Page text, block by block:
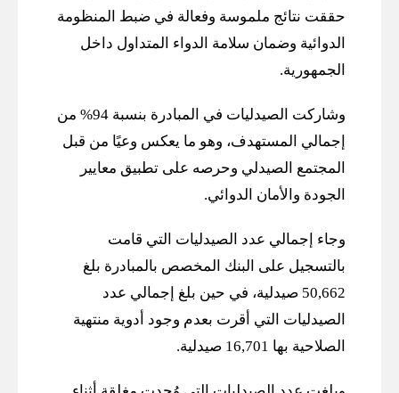
حققت نتائج ملموسة وفعالة في ضبط المنظومة
الدوائية وضمان سلامة الدواء المتداول داخل
الجمهورية.
وشاركت الصيدليات في المبادرة بنسبة 94% من
إجمالي المستهدف، وهو ما يعكس وعيًا من قبل
المجتمع الصيدلي وحرصه على تطبيق معايير
الجودة والأمان الدوائي.
وجاء إجمالي عدد الصيدليات التي قامت
بالتسجيل على البنك المخصص بالمبادرة بلغ
50,662 صيدلية، في حين بلغ إجمالي عدد
الصيدليات التي أقرت بعدم وجود أدوية منتهية
الصلاحية بها 16,701 صيدلية.